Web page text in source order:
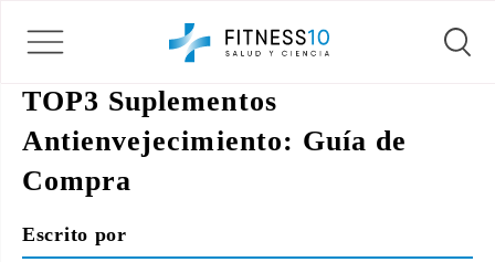
TOP3 Suplementos
Antienvejecimiento: Guía de
Compra
Escrito por